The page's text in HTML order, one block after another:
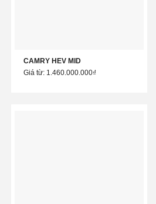
CAMRY HEV MID
Giá từ: 1.460.000.000₫